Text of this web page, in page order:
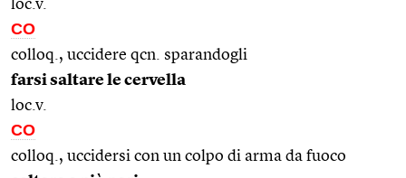
loc.v.
CO
colloq., uccidere qcn. sparandogli
farsi saltare le cervella
loc.v.
CO
colloq., uccidersi con un colpo di arma da fuoco